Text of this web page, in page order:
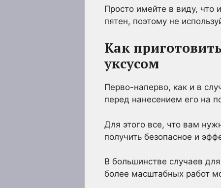
Просто имейте в виду, что
пятен, поэтому не
Как
уксусом
Перво-наперво, как и в
перед нанесением его на
Для этого все, что вам
получить безопасное и
В большинстве случаев
более масштабных работ